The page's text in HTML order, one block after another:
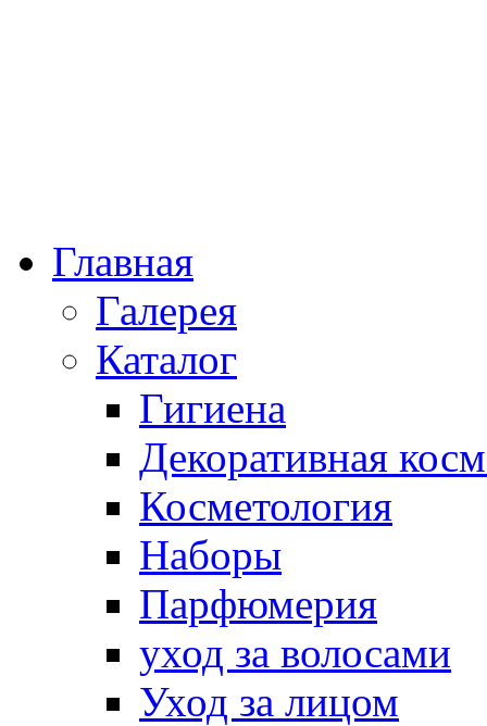
Главная
Галерея
Каталог
Гигиена
Декоративная
Косметология
Наборы
Парфюмерия
уход за волосами
Уход за лицом